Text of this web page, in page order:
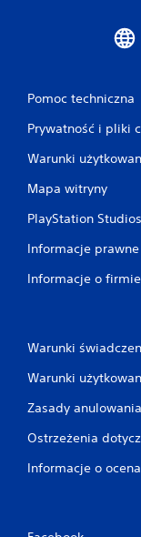
Pomoc techniczna
Prywatność i pliki
Warunki
Mapa witryny
PlayStation Studios
Informacje prawne
Informacje o firmie
Warunki
Warunki
Zasady
Ostrzeżenia
Informacje o